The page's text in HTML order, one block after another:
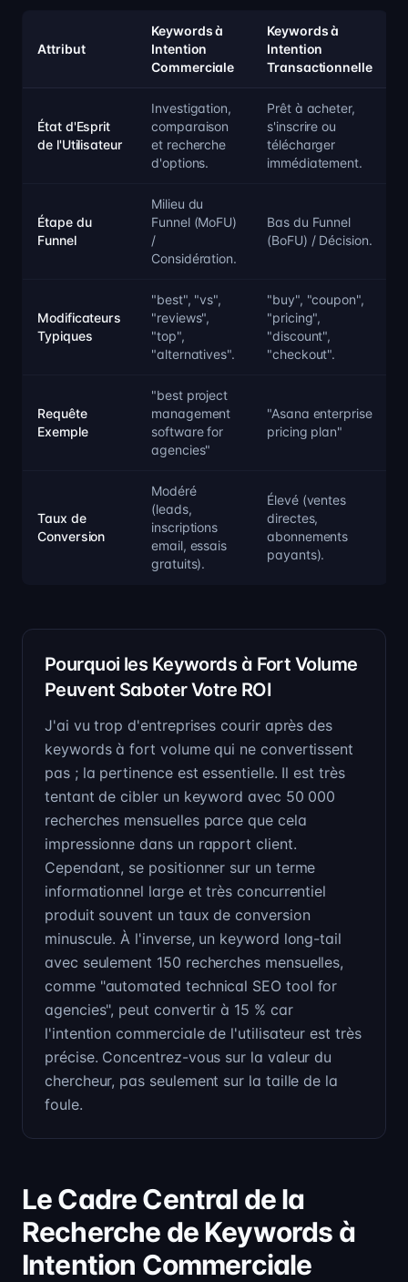
Attribut
Keywords à
Intention
Commerciale
Keywords à
Intention
Transactionnelle
État d'Esprit
de l'Utilisateur
Investigation,
comparaison
et recherche
d'options.
Prêt à acheter,
s'inscrire ou
télécharger
immédiatement.
Étape du
Funnel
Milieu du
Funnel (MoFU)
/
Considération.
Bas du Funnel
(BoFU) / Décision.
Modificateurs
Typiques
"best", "vs",
"reviews",
"top",
"alternatives".
"buy", "coupon",
"pricing",
"discount",
"checkout".
Requête
Exemple
"best project
management
software for
agencies"
"Asana enterprise
pricing plan"
Taux de
Conversion
Modéré
(leads,
inscriptions
email, essais
gratuits).
Élevé (ventes
directes,
abonnements
payants).
Pourquoi les Keywords à Fort Volume
Peuvent Saboter Votre ROI
J'ai vu trop d'entreprises courir après des
keywords à fort volume qui ne convertissent
pas ; la pertinence est essentielle. Il est très
tentant de cibler un keyword avec 50 000
recherches mensuelles parce que cela
impressionne dans un rapport client.
Cependant, se positionner sur un terme
informationnel large et très concurrentiel
produit souvent un taux de conversion
minuscule. À l'inverse, un keyword long-tail
avec seulement 150 recherches mensuelles,
comme "automated technical SEO tool for
agencies", peut convertir à 15 % car
l'intention commerciale de l'utilisateur est très
précise. Concentrez-vous sur la valeur du
chercheur, pas seulement sur la taille de la
foule.
Le Cadre Central de la
Recherche de Keywords à
Intention Commerciale